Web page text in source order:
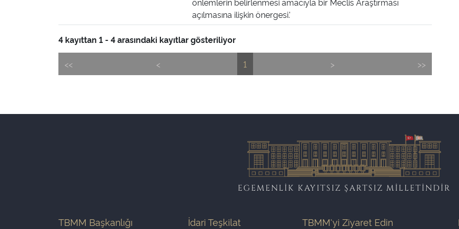
açılmasına ilişkin önergesi.'
4 kayıttan 1 - 4 arasındaki kayıtlar gösteriliyor
<< < 1 > >>
EGEMENLİK KAYITSIZ ŞARTSIZ MİLLETİNDİR
TBMM Başkanlığı İdari Teşkilat TBMM'yi Ziyaret Edin